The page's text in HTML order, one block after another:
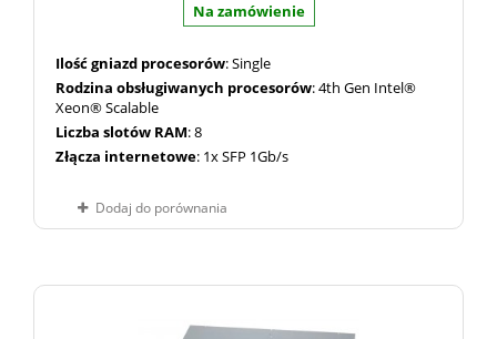
Na zamówienie
Ilość gniazd procesorów: Single
Rodzina obsługiwanych procesorów: 4th Gen Intel®
Xeon® Scalable
Liczba slotów RAM: 8
Złącza internetowe: 1x SFP 1Gb/s
Dodaj do porównania